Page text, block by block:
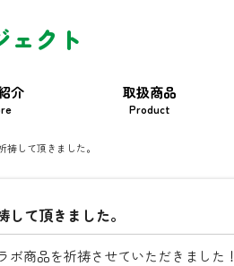
ェクト
介 取扱商品
Product
祷して頂きました。
て頂きました。
商品を祈祷させていただきました！